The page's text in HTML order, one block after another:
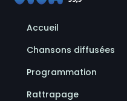
Accueil
Chansons diffusées
Programmation
Rattrapage